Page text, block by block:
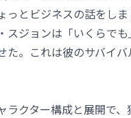
っとビジネスの話をし
スジョンは「いくらで
。これは彼のサバイバ
ラクター構成と展開で